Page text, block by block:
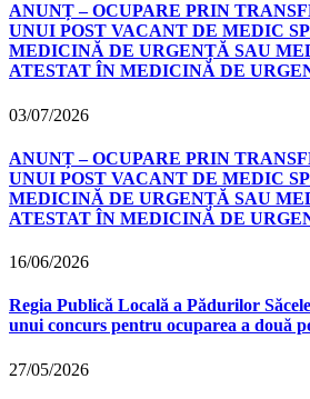
ANUNȚ – OCUPARE PRIN
UNUI POST VACANT DE MEDIC
MEDICINĂ DE URGENȚĂ SAU
ATESTAT ÎN MEDICINĂ DE
03/07/2026
ANUNȚ – OCUPARE PRIN
UNUI POST VACANT DE MEDIC
MEDICINĂ DE URGENȚĂ SAU
ATESTAT ÎN MEDICINĂ DE
16/06/2026
Regia Publică Locală a Pădurilor
unui concurs pentru ocuparea a două
27/05/2026